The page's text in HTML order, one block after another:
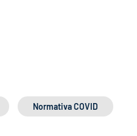
Normativa COVID